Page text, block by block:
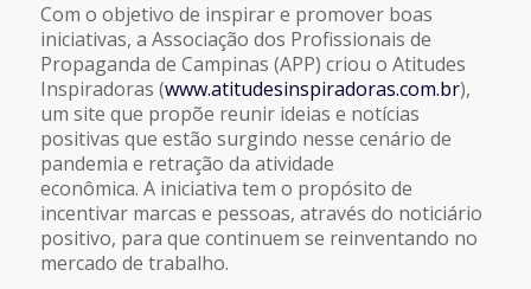
Com o objetivo de inspirar e promover boas
iniciativas, a Associação dos Profissionais de
Propaganda de Campinas (APP) criou o Atitudes
Inspiradoras (www.atitudesinspiradoras.com.br),
um site que propõe reunir ideias e notícias
positivas que estão surgindo nesse cenário de
pandemia e retração da atividade
econômica. A iniciativa tem o propósito de
incentivar marcas e pessoas, através do noticiário
positivo, para que continuem se reinventando no
mercado de trabalho.